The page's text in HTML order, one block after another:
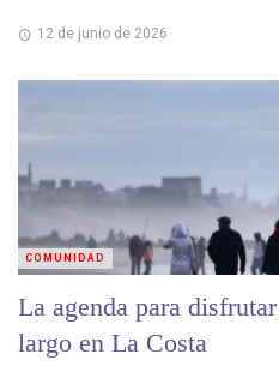
12 de junio de 2026
La agenda para
largo en La Costa
COMUNIDAD